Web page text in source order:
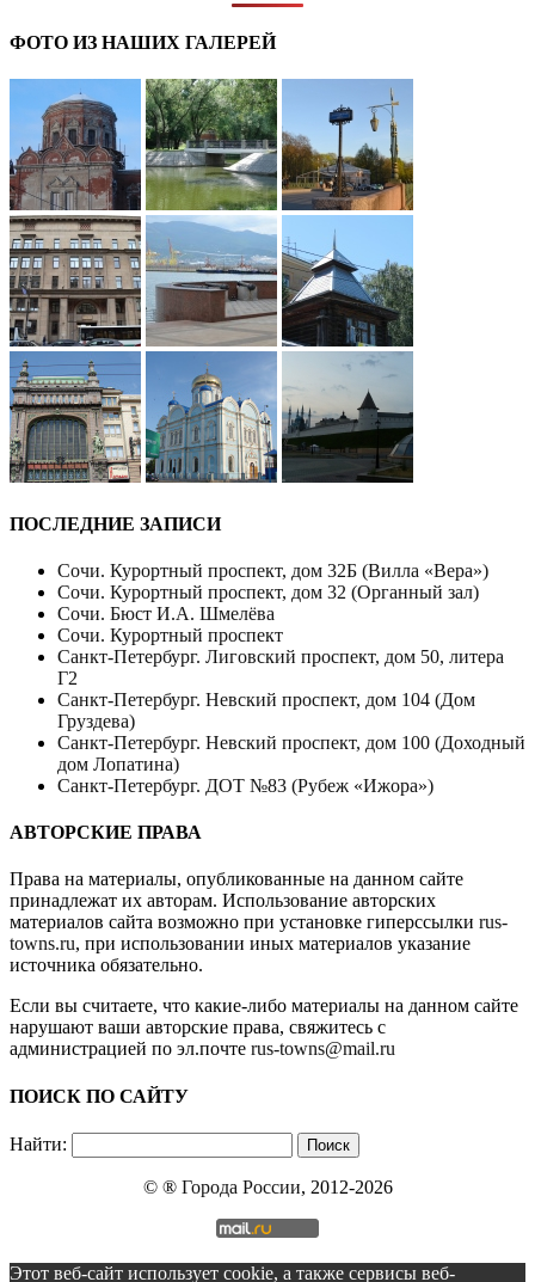
ФОТО ИЗ НАШИХ ГАЛЕРЕЙ
ПОСЛЕДНИЕ ЗАПИСИ
Сочи. Курортный проспект, дом 32Б (Вилла «Вера»)
Сочи. Курортный проспект, дом 32 (Органный зал)
Сочи. Бюст И.А. Шмелёва
Сочи. Курортный проспект
Санкт-Петербург. Лиговский проспект, дом 50, литера
Г2
Санкт-Петербург. Невский проспект, дом 104 (Дом
Груздева)
Санкт-Петербург. Невский проспект, дом 100 (Доходный
дом Лопатина)
Санкт-Петербург. ДОТ №83 (Рубеж «Ижора»)
АВТОРСКИЕ ПРАВА
Права на материалы, опубликованные на данном сайте
принадлежат их авторам. Использование авторских
материалов сайта возможно при установке гиперссылки rus-
towns.ru, при использовании иных материалов указание
источника обязательно.
Если вы считаете, что какие-либо материалы на данном сайте
нарушают ваши авторские права, свяжитесь с
администрацией по эл.почте rus-towns@mail.ru
ПОИСК ПО САЙТУ
Найти:
© ® Города России, 2012-2026
Этот веб-сайт использует cookie, а также сервисы веб-